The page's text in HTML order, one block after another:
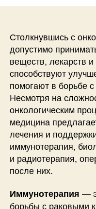
Столкнувшись с
допустимо
веществ, лекарств
способствуют
помогают в борьбе
Несмотря на
онкологическим
медицина
лечения и
иммунотерапия,
и радиотерапия,
после них.
Иммунотерапия —
борьбы с раковыми